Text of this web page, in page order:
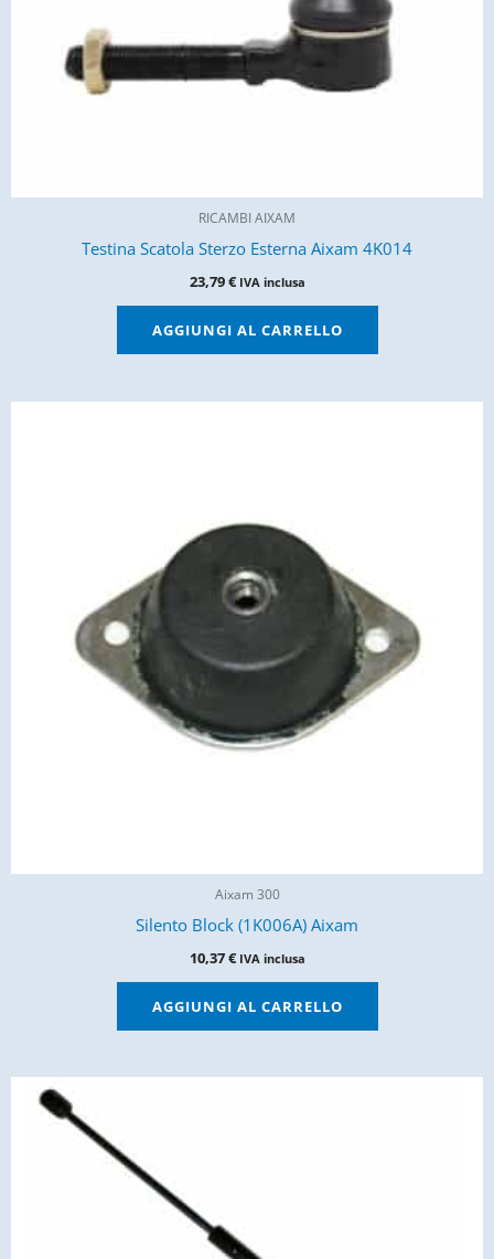
RICAMBI AIXAM
Testina Scatola Sterzo Esterna Aixam 4K014
23,79€ IVA inclusa
AGGIUNGI AL CARRELLO
Aixam 300
Silento Block (1K006A) Aixam
10,37€ IVA inclusa
AGGIUNGI AL CARRELLO